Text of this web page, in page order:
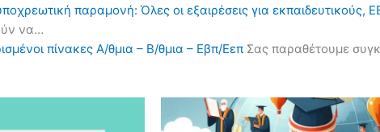
παραμονή: Όλες οι εξαιρέσεις για εκπαιδευτικούς,
να…
πίνακες Α/θμια – Β/θμια – Εβπ/Εεπ Σας παραθέτουμε